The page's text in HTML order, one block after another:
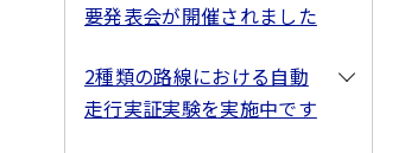
要発表会が開催されました
2種類の路線における自動
走行実証実験を実施中です